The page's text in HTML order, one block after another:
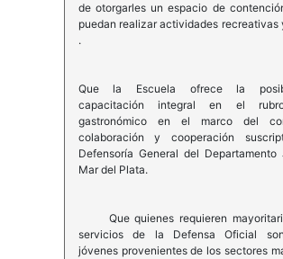
de otorgarles un espacio de
puedan realizar actividades recreativas
.
Que la Escuela ofrece la
capacitación integral en el
gastronómico en el marco del
colaboración y cooperación
Defensoría General del
Mar del Plata.
Que quienes requieren
servicios de la Defensa Oficial
jóvenes provenientes de los sectores